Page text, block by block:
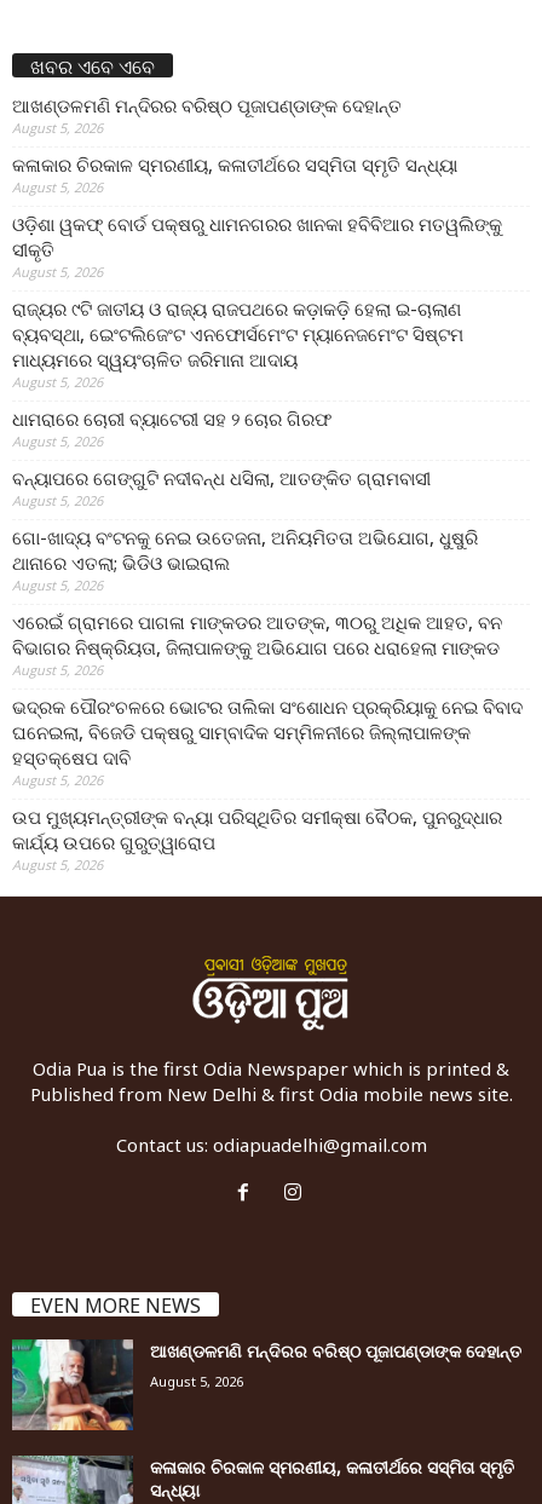
ଖବର ଏବେ ଏବେ
ଆଖଣ୍ଡଳମଣି ମନ୍ଦିରର ବରିଷ୍ଠ ପୂଜାପଣ୍ଡାଙ୍କ ଦେହାନ୍ତ
August 5, 2026
କଳାକାର ଚିରକାଳ ସ୍ମରଣୀୟ, କଳାତୀର୍ଥରେ ସସ୍ମିତା ସ୍ମୃତି ସନ୍ଧ୍ୟା
August 5, 2026
ଓଡ଼ିଶା ୱକଫ୍ ବୋର୍ଡ ପକ୍ଷରୁ ଧାମନଗରର ଖାନକା ହବିବିଆର ମତୱଲିଙ୍କୁ
ସୀକୃତି
August 5, 2026
ରାଜ୍ୟର ୯ଟି ଜାତୀୟ ଓ ରାଜ୍ୟ ରାଜପଥରେ କଡ଼ାକଡ଼ି ହେଲା ଇ-ଚାଲାଣ
ବ୍ୟବସ୍ଥା, ଇେଂଟଲିଜେଂଟ ଏନଫୋର୍ସମେଂଟ ମ୍ୟାନେଜମେଂଟ ସିଷ୍ଟମ
ମାଧ୍ୟମରେ ସ୍ୱୟଂଚାଳିତ ଜରିମାନା ଆଦାୟ
August 5, 2026
ଧାମରାରେ ଚୋରୀ ବ୍ୟାଟେରୀ ସହ ୨ ଚୋର ଗିରଫ
August 5, 2026
ବନ୍ୟାପରେ ଗେଙ୍ଗୁଟି ନଦୀବନ୍ଧ ଧସିଲା, ଆତଙ୍କିତ ଗ୍ରାମବାସୀ
August 5, 2026
ଗୋ-ଖାଦ୍ୟ ବଂଟନକୁ ନେଇ ଉତେଜନା, ଅନିୟମିତତା ଅଭିଯୋଗ, ଧୁଷୁରି
ଥାନାରେ ଏତଲା; ଭିଡିଓ ଭାଇରାଲ
August 5, 2026
ଏରେଇଁ ଗ୍ରାମରେ ପାଗଳା ମାଙ୍କଡର ଆତଙ୍କ, ୩୦ରୁ ଅଧିକ ଆହତ, ବନ
ବିଭାଗର ନିଷ୍କ୍ରିୟତା, ଜିଲାପାଳଙ୍କୁ ଅଭିଯୋଗ ପରେ ଧରାହେଲା ମାଙ୍କଡ
August 5, 2026
ଭଦ୍ରକ ପୌରଂଚଳରେ ଭୋଟର ତାଲିକା ସଂଶୋଧନ ପ୍ରକ୍ରିୟାକୁ ନେଇ ବିବାଦ
ଘନେଇଲା, ବିଜେଡି ପକ୍ଷରୁ ସାମ୍ବାଦିକ ସମ୍ମିଳନୀରେ ଜିଲ୍ଲାପାଳଙ୍କ
ହସ୍ତକ୍ଷେପ ଦାବି
August 5, 2026
ଉପ ମୁଖ୍ୟମନ୍ତ୍ରୀଙ୍କ ବନ୍ୟା ପରିସ୍ଥିତିର ସମୀକ୍ଷା ବୈଠକ, ପୁନରୁଦ୍ଧାର
କାର୍ଯ୍ୟ ଉପରେ ଗୁରୁତ୍ୱାରୋପ
August 5, 2026
Odia Pua is the first Odia Newspaper which is printed &
Published from New Delhi & first Odia mobile news site.
Contact us: odiapuadelhi@gmail.com
EVEN MORE NEWS
ଆଖଣ୍ଡଳମଣି ମନ୍ଦିରର ବରିଷ୍ଠ ପୂଜାପଣ୍ଡାଙ୍କ ଦେହାନ୍ତ
August 5, 2026
କଳାକାର ଚିରକାଳ ସ୍ମରଣୀୟ, କଳାତୀର୍ଥରେ ସସ୍ମିତା ସ୍ମୃତି
ସନ୍ଧ୍ୟା